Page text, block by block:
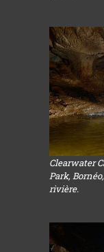
Clearwater
Park,
rivière.